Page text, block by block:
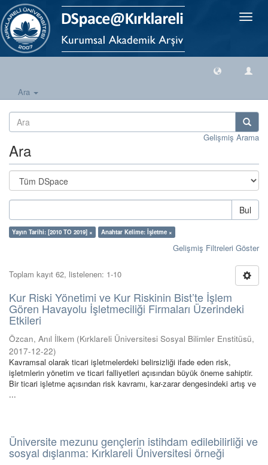
Geçiş
Ara
Gelişmiş Arama
Ara
Bul
Yayın Tarihi: [2010 TO 2019] × Anahtar Kelime: İşletme ×
Gelişmiş Filtreleri Göster
Toplam kayıt 62, listelenen: 1-10
Kur Riski Yönetimi ve Kur Riskinin Bist’te İşlem
Gören Havayolu İşletmeciliği Firmaları Üzerindeki
Etkileri
Özcan, Anıl İlkem (Kırklareli Üniversitesi Sosyal Bilimler Enstitüsü,
2017-12-22)
Kavramsal olarak ticari işletmelerdeki belirsizliği ifade eden risk,
işletmlerin yönetim ve ticari falliyetleri açısından büyük öneme sahiptir.
Bir ticari işletme açısından risk kavramı, kar-zarar dengesindeki artış ve
...
Üniversite mezunu gençlerin istihdam edilebilirliği ve
sosyal dışlanma: Kırklareli Üniversitesi örneği